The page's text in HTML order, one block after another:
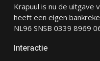
Krapuul is nu de uitgave
heeft een eigen
NL96 SNSB 0339 8969
Interactie